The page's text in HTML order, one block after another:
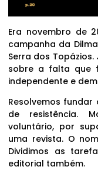
Era novembro de
campanha da
Serra dos
sobre a falta que
independente e
Resolvemos
de resistência.
voluntário, por
uma revista. O
Dividimos as
editorial também.